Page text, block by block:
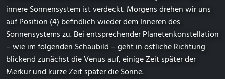
innere Sonnensystem ist verdeckt. Morgens drehen wir uns
auf Position (4) befindlich wieder dem Inneren des
Sonnensystems zu. Bei entsprechender Planetenkonstellation
– wie im folgenden Schaubild – geht in östliche Richtung
blickend zunächst die Venus auf, einige Zeit später der
Merkur und kurze Zeit später die Sonne.